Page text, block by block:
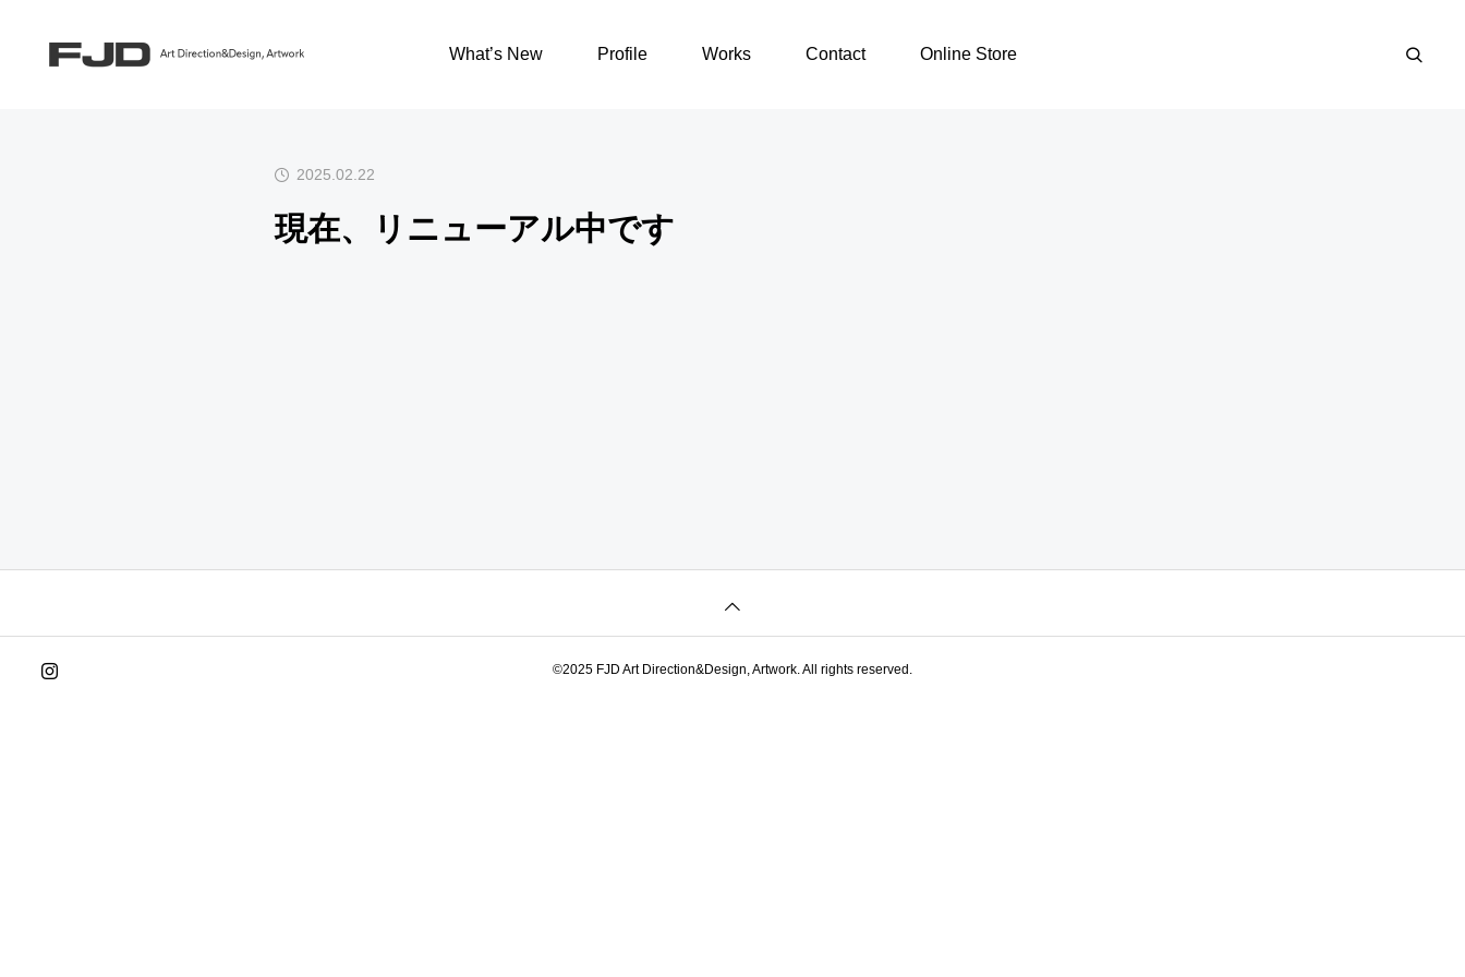
What’s New Profile Works Contact Online Store
現在、リニューアル中です
2025.02.22
現在、リニューアル中です
©2025 FJD Art Direction&Design, Artwork. All rights reserved.